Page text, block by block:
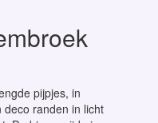
pijpjes, in
deco randen in licht